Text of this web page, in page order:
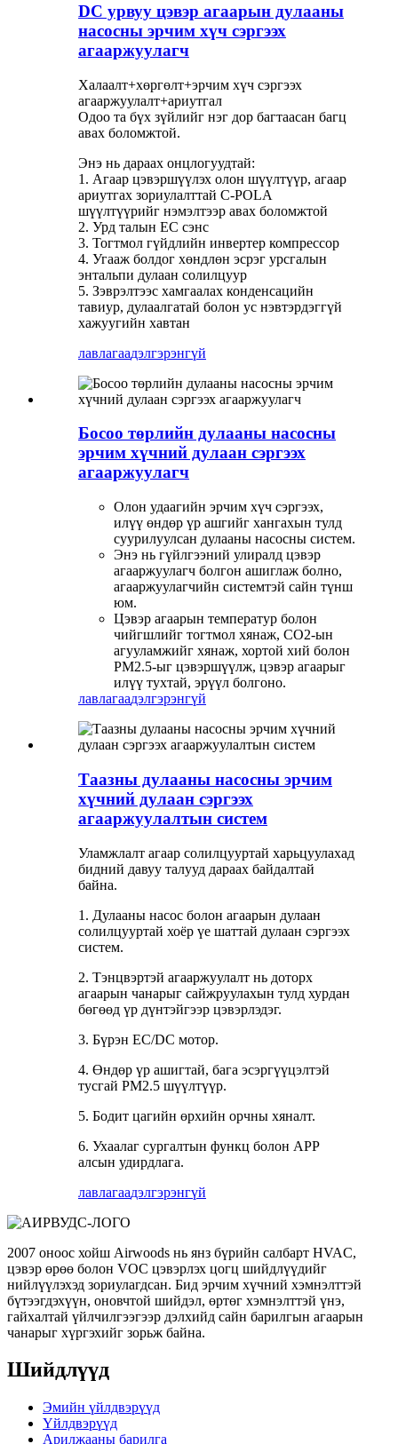
DC урвуу цэвэр агаарын дулааны
насосны эрчим хүч сэргээх
агааржуулагч
Халаалт+хөргөлт+эрчим хүч сэргээх
агааржуулалт+ариутгал
Одоо та бүх зүйлийг нэг дор багтаасан багц
авах боломжтой.
Энэ нь дараах онцлогуудтай:
1. Агаар цэвэршүүлэх олон шүүлтүүр, агаар
ариутгах зориулалттай C-POLA
шүүлтүүрийг нэмэлтээр авах боломжтой
2. Урд талын EC сэнс
3. Тогтмол гүйдлийн инвертер компрессор
4. Угааж болдог хөндлөн эсрэг урсгалын
энтальпи дулаан солилцуур
5. Зэврэлтээс хамгаалах конденсацийн
тавиур, дулаалгатай болон ус нэвтэрдэггүй
хажуугийн хавтан
лавлагаадэлгэрэнгүй
Босоо төрлийн дулааны насосны
эрчим хүчний дулаан сэргээх
агааржуулагч
Олон удаагийн эрчим хүч сэргээх,
илүү өндөр үр ашгийг хангахын тулд
суурилуулсан дулааны насосны систем.
Энэ нь гүйлгээний улиралд цэвэр
агааржуулагч болгон ашиглаж болно,
агааржуулагчийн системтэй сайн түнш
юм.
Цэвэр агаарын температур болон
чийгшлийг тогтмол хянаж, CO2-ын
агууламжийг хянаж, хортой хий болон
PM2.5-ыг цэвэршүүлж, цэвэр агаарыг
илүү тухтай, эрүүл болгоно.
лавлагаадэлгэрэнгүй
Таазны дулааны насосны эрчим
хүчний дулаан сэргээх
агааржуулалтын систем
Уламжлалт агаар солилцууртай харьцуулахад
бидний давуу талууд дараах байдалтай
байна.
1. Дулааны насос болон агаарын дулаан
солилцууртай хоёр үе шаттай дулаан сэргээх
систем.
2. Тэнцвэртэй агааржуулалт нь доторх
агаарын чанарыг сайжруулахын тулд хурдан
бөгөөд үр дүнтэйгээр цэвэрлэдэг.
3. Бүрэн EC/DC мотор.
4. Өндөр үр ашигтай, бага эсэргүүцэлтэй
тусгай PM2.5 шүүлтүүр.
5. Бодит цагийн өрхийн орчны хяналт.
6. Ухаалаг сургалтын функц болон APP
алсын удирдлага.
лавлагаадэлгэрэнгүй
2007 оноос хойш Airwoods нь янз бүрийн салбарт HVAC,
цэвэр өрөө болон VOC цэвэрлэх цогц шийдлүүдийг
нийлүүлэхэд зориулагдсан. Бид эрчим хүчний хэмнэлттэй
бүтээгдэхүүн, оновчтой шийдэл, өртөг хэмнэлттэй үнэ,
гайхалтай үйлчилгээгээр дэлхийд сайн барилгын агаарын
чанарыг хүргэхийг зорьж байна.
Шийдлүүд
Эмийн үйлдвэрүүд
Үйлдвэрүүд
Арилжааны барилга